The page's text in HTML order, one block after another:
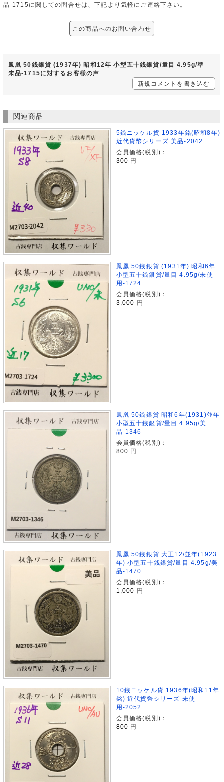
品-1715に関しての問合せは、下記より気軽にご連絡下さい。
この商品へのお問い合わせ
鳳凰 50銭銀貨 (1937年) 昭和12年 小型五十銭銀貨/量目 4.95g/準
未品-1715に対するお客様の声
新規コメントを書き込む
関連商品
5銭ニッケル貨 1933年銘(昭和8年)
近代貨幣シリーズ 美品-2042
会員価格(税別)：
300 円
鳳凰 50銭銀貨 (1931年) 昭和6年
小型五十銭銀貨/量目 4.95g/未使
用-1724
会員価格(税別)：
3,000
円
鳳凰 50銭銀貨 昭和6年(1931)並年
小型五十銭銀貨/量目 4.95g/美
品-1346
会員価格(税別)：
800 円
鳳凰 50銭銀貨 大正12/並年(1923
年) 小型五十銭銀貨/量目 4.95g/美
品-1470
会員価格(税別)：
1,000
円
10銭ニッケル貨 1936年(昭和11年
銘) 近代貨幣シリーズ 未使
用-2052
会員価格(税別)：
800 円